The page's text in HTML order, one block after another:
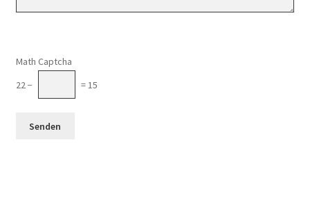
Math Captcha
22 −
= 15